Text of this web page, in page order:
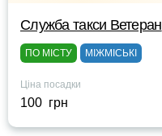
Служба такси Ветеран
ПО МІСТУ МІЖМІСЬКІ
Ціна посадки
100 грн